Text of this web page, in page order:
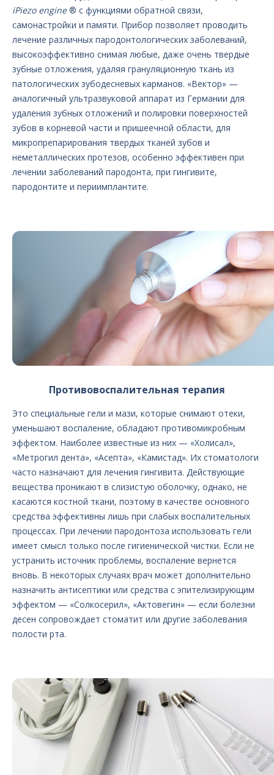
iPiezo engine® с функциями обратной связи,
самонастройки и памяти. Прибор позволяет проводить
лечение различных пародонтологических заболеваний,
высокоэффективно снимая любые, даже очень твердые
зубные отложения, удаляя грануляционную ткань из
патологических зубодесневых карманов. «Вектор» —
аналогичный ультразвуковой аппарат из Германии для
удаления зубных отложений и полировки поверхностей
зубов в корневой части и пришеечной области, для
микропрепарирования твердых тканей зубов и
неметаллических протезов, особенно эффективен при
лечении заболеваний пародонта, при гингивите,
пародонтите и периимплантите.
Противовоспалительная терапия
Это специальные гели и мази, которые снимают отеки,
уменьшают воспаление, обладают противомикробным
эффектом. Наиболее известные из них — «Холисал»,
«Метрогил дента», «Асепта», «Камистад». Их стоматологи
часто назначают для лечения гингивита. Действующие
вещества проникают в слизистую оболочку, однако, не
касаются костной ткани, поэтому в качестве основного
средства эффективны лишь при слабых воспалительных
процессах. При лечении пародонтоза использовать гели
имеет смысл только после гигиенической чистки. Если не
устранить источник проблемы, воспаление вернется
вновь. В некоторых случаях врач может дополнительно
назначить антисептики или средства с эпителизирующим
эффектом — «Солкосерил», «Актовегин» — если болезни
десен сопровождает стоматит или другие заболевания
полости рта.